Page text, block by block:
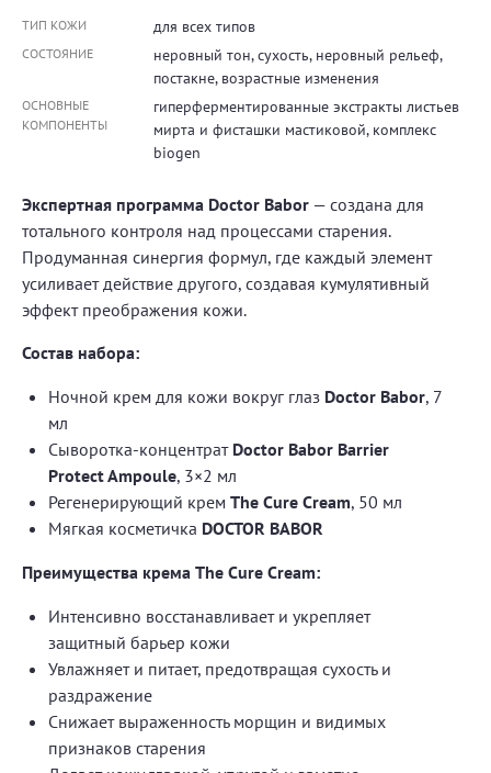
ТИП КОЖИ для всех типов
СОСТОЯНИЕ
неровный тон, сухость, неровный рельеф,
постакне, возрастные изменения
ОСНОВНЫЕ
КОМПОНЕНТЫ
гиперферментированные экстракты листьев
мирта и фисташки мастиковой, комплекс
biogen
Экспертная программа Doctor Babor — создана для
тотального контроля над процессами старения.
Продуманная синергия формул, где каждый элемент
усиливает действие другого, создавая кумулятивный
эффект преображения кожи.
Состав набора:
Ночной крем для кожи вокруг глаз Doctor Babor, 7
мл
Сыворотка-концентрат Doctor Babor Barrier
Protect Ampoule, 3×2 мл
Регенерирующий крем The Cure Cream, 50 мл
Мягкая косметичка DOCTOR BABOR
Преимущества крема The Cure Cream:
Интенсивно восстанавливает и укрепляет
защитный барьер кожи
Увлажняет и питает, предотвращая сухость и
раздражение
Снижает выраженность морщин и видимых
признаков старения